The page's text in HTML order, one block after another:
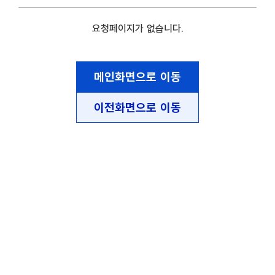
요청페이지가 없습니다.
메인화면으로 이동
이전화면으로 이동